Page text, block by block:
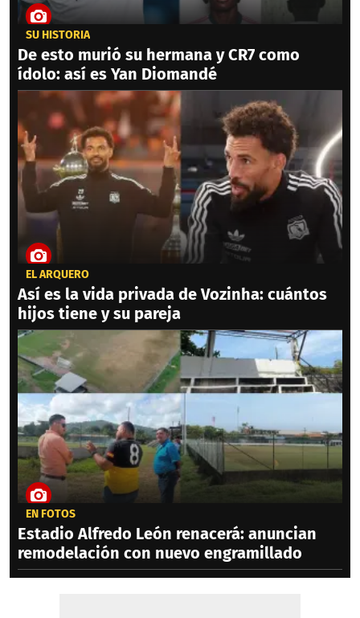
SU HISTORIA
De esto murió su hermana y CR7 como
ídolo: así es Yan Diomandé
EL ARQUERO
Así es la vida privada de Vozinha: cuántos
hijos tiene y su pareja
EN FOTOS
Estadio Alfredo León renacerá: anuncian
remodelación con nuevo engramillado